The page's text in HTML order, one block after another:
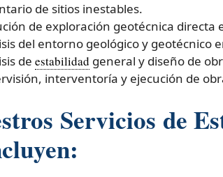
de sitios inestables.
de exploración geotécnica directa
del entorno geológico y geotécnico
de estabilidad general y diseño de
interventoría y ejecución de
Servicios de